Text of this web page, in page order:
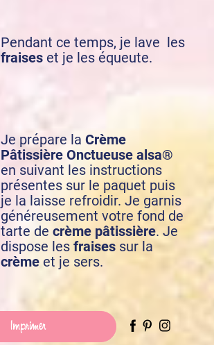
Imprimer
Pendant ce temps, je lave les
fraises et je les équeute.
Je prépare la Crème
Pâtissière Onctueuse alsa®
en suivant les instructions
présentes sur le paquet puis
je la laisse refroidir. Je garnis
généreusement votre fond de
tarte de crème pâtissière. Je
dispose les fraises sur la
crème et je sers.